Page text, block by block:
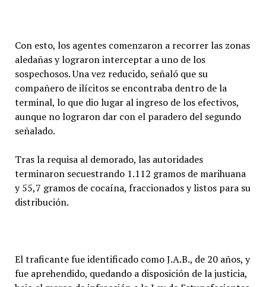
Con esto, los agentes comenzaron a recorrer las zonas
aledañas y lograron interceptar a uno de los
sospechosos. Una vez reducido, señaló que su
compañero de ilícitos se encontraba dentro de la
terminal, lo que dio lugar al ingreso de los efectivos,
aunque no lograron dar con el paradero del segundo
señalado.
Tras la requisa al demorado, las autoridades
terminaron secuestrando 1.112 gramos de marihuana
y 55,7 gramos de cocaína, fraccionados y listos para su
distribución.
El traficante fue identificado como J.A.B., de 20 años, y
fue aprehendido, quedando a disposición de la justicia,